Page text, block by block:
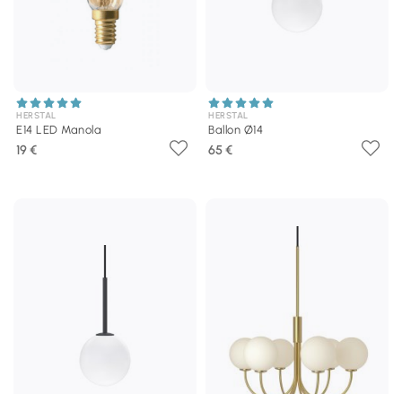
HERSTAL
E14 LED Manola
19 €
HERSTAL
Ballon Ø14
65 €